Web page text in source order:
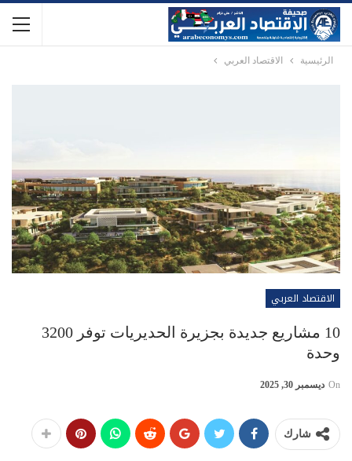
الرئيسية الاقتصاد العربي
الاقتصاد العربي
10 مشاريع جديدة بجزيرة الحديريات توفر 3200
وحدة
On ديسمبر 30, 2025
شارك